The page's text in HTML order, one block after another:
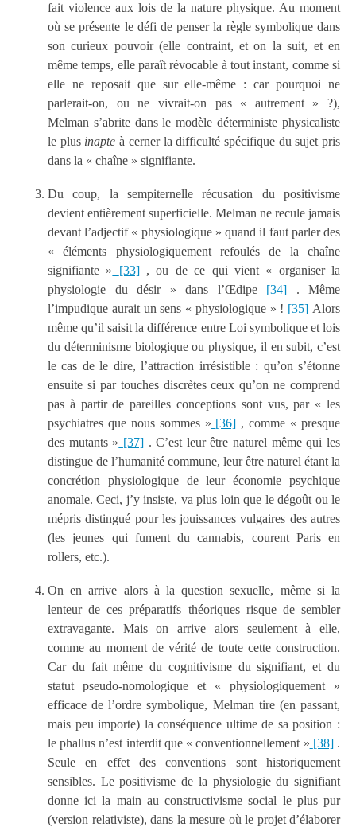
fait violence aux lois de la nature physique. Au moment
où se présente le défi de penser la règle symbolique dans
son curieux pouvoir (elle contraint, et on la suit, et en
même temps, elle paraît révocable à tout instant, comme si
elle ne reposait que sur elle-même : car pourquoi ne
parlerait-on, ou ne vivrait-on pas « autrement » ?),
Melman s’abrite dans le modèle déterministe physicaliste
le plus inapte à cerner la difficulté spécifique du sujet pris
dans la « chaîne » signifiante.
Du coup, la sempiternelle récusation du positivisme
devient entièrement superficielle. Melman ne recule jamais
devant l’adjectif « physiologique » quand il faut parler des
« éléments physiologiquement refoulés de la chaîne
signifiante »
[33]
, ou de ce qui vient « organiser la
physiologie du désir » dans l’Œdipe
[34]
. Même
l’impudique aurait un sens « physiologique » ! [35] Alors
même qu’il saisit la différence entre Loi symbolique et lois
du déterminisme biologique ou physique, il en subit, c’est
le cas de le dire, l’attraction irrésistible : qu’on s’étonne
ensuite si par touches discrètes ceux qu’on ne comprend
pas à partir de pareilles conceptions sont vus, par « les
psychiatres que nous sommes » [36] , comme « presque
des mutants » [37] . C’est leur être naturel même qui les
distingue de l’humanité commune, leur être naturel étant la
concrétion physiologique de leur économie psychique
anomale. Ceci, j’y insiste, va plus loin que le dégoût ou le
mépris distingué pour les jouissances vulgaires des autres
(les jeunes qui fument du cannabis, courent Paris en
rollers, etc.).
On en arrive alors à la question sexuelle, même si la
lenteur de ces préparatifs théoriques risque de sembler
extravagante. Mais on arrive alors seulement à elle,
comme au moment de vérité de toute cette construction.
Car du fait même du cognitivisme du signifiant, et du
statut pseudo-nomologique et « physiologiquement »
efficace de l’ordre symbolique, Melman tire (en passant,
mais peu importe) la conséquence ultime de sa position :
le phallus n’est interdit que « conventionnellement » [38] .
Seule en effet des conventions sont historiquement
sensibles. Le positivisme de la physiologie du signifiant
donne ici la main au constructivisme social le plus pur
(version relativiste), dans la mesure où le projet d’élaborer